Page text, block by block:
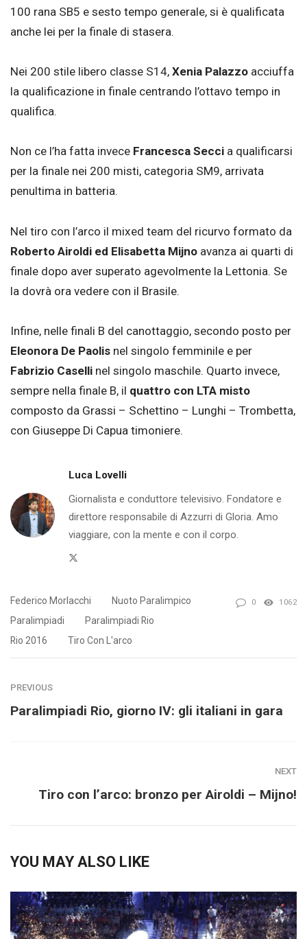
100 rana SB5 e sesto tempo generale, si è qualificata
anche lei per la finale di stasera.
Nei 200 stile libero classe S14, Xenia Palazzo acciuffa
la qualificazione in finale centrando l’ottavo tempo in
qualifica.
Non ce l’ha fatta invece Francesca Secci a qualificarsi
per la finale nei 200 misti, categoria SM9, arrivata
penultima in batteria.
Nel tiro con l’arco il mixed team del ricurvo formato da
Roberto Airoldi ed Elisabetta Mijno avanza ai quarti di
finale dopo aver superato agevolmente la Lettonia. Se
la dovrà ora vedere con il Brasile.
Infine, nelle finali B del canottaggio, secondo posto per
Eleonora De Paolis nel singolo femminile e per
Fabrizio Caselli nel singolo maschile. Quarto invece,
sempre nella finale B, il quattro con LTA misto
composto da Grassi – Schettino – Lunghi – Trombetta,
con Giuseppe Di Capua timoniere.
Luca Lovelli
Giornalista e conduttore televisivo. Fondatore e
direttore responsabile di Azzurri di Gloria. Amo
viaggiare, con la mente e con il corpo.
Federico Morlacchi
Nuoto Paralimpico
Paralimpiadi
Paralimpiadi Rio
Rio 2016
Tiro Con L'arco
0 1062
PREVIOUS
Paralimpiadi Rio, giorno IV: gli italiani in gara
NEXT
Tiro con l’arco: bronzo per Airoldi – Mijno!
YOU MAY ALSO LIKE